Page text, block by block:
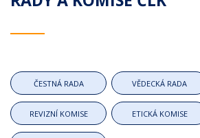
ČESTNÁ RADA VĚDECKÁ RADA
REVIZNÍ KOMISE ETICKÁ KOMISE